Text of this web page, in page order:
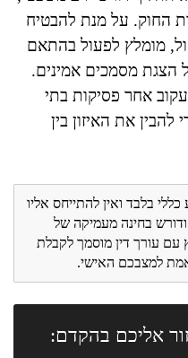
החוק. על מנת להבטיח
מומלץ לפעול בהתאם
הצגת מסמכים אמינים.
אחר פסיקות בתי
את האיזון בין
בלבד ואין להתייחס אליו
ודורש בחינה מעמיקה של
עם עורך דין מוסמך לקבלת
למצבכם האישי.
אליכם בהקדם: